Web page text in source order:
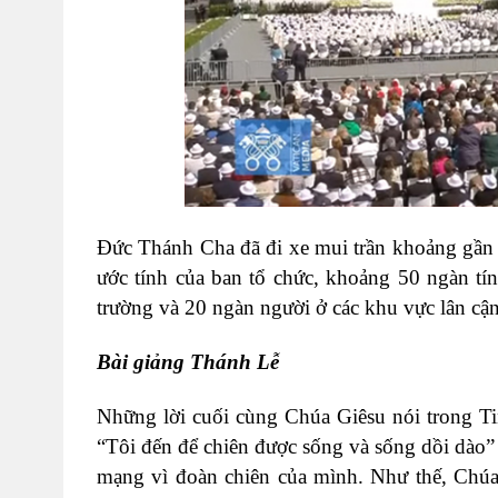
Đức Thánh Cha đã đi xe mui trần khoảng
ước tính của ban tổ chức, khoảng 50 ngàn
trường và 20 ngàn người ở các khu vực lân
Bài giảng Thánh Lễ
Những lời cuối cùng Chúa Giêsu nói trong
“Tôi đến để chiên được sống và sống dồi
mạng vì đoàn chiên của mình. Như thế,